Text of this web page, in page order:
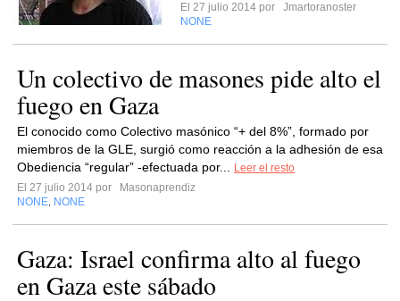
El 27 julio 2014 por
Jmartoranoster
NONE
Un colectivo de masones pide alto el
fuego en Gaza
El conocido como Colectivo masónico “+ del 8%”, formado por
miembros de la GLE, surgió como reacción a la adhesión de esa
Obediencia “regular” -efectuada por...
Leer el resto
El 27 julio 2014 por
Masonaprendiz
NONE NONE
Gaza: Israel confirma alto al fuego
en Gaza este sábado